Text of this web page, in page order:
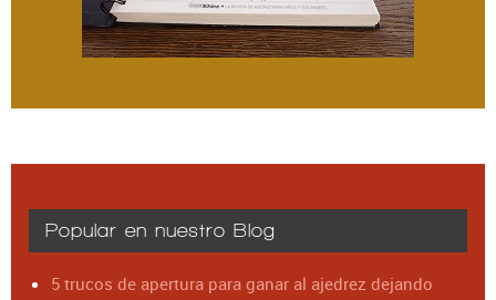
Popular en nuestro Blog
5 trucos de apertura para ganar al ajedrez dejando